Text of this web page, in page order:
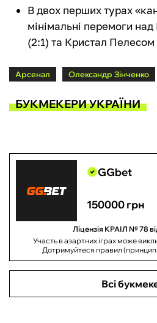
В двох перших турах
мінімальні перемоги
(2:1) та Кристал Пелесом
Арсенал Олександр Зінченко
БУКМЕКЕРИ УКРАЇНИ
GGbet
150000 грн
Ліцензія КРАІЛ № 78
Участь в азартних іграх може
Дотримуйтеся правил
Всі